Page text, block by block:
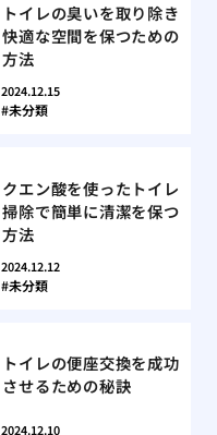
トイレの臭いを取り除き
快適な空間を保つための
方法
2024.12.15
未分類
クエン酸を使ったトイレ
掃除で簡単に清潔を保つ
方法
2024.12.12
未分類
トイレの便座交換を成功
させるための秘訣
2024.12.10